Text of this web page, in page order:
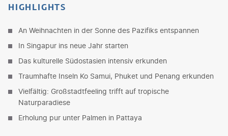
HIGHLIGHTS
An Weihnachten in der Sonne des Pazifiks entspannen
In Singapur ins neue Jahr starten
Das kulturelle Südostasien intensiv erkunden
Traumhafte Inseln Ko Samui, Phuket und Penang erkunden
Vielfältig: Großstadtfeeling trifft auf tropische
Naturparadiese
Erholung pur unter Palmen in Pattaya